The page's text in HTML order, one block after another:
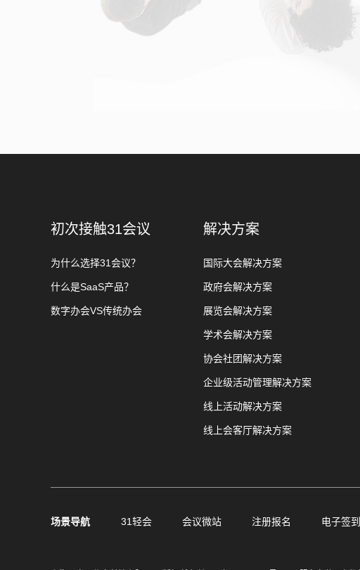
初次接触31会议
为什么选择31会议？
什么是SaaS产品？
数字办会VS传统办会
解决方案
国际大会解决方案
政府会解决方案
展览会解决方案
学术会解决方案
协会社团解决方案
企业级活动管理解决方案
线上活动解决方案
线上会客厅解决方案
场景导航 31轻会 会议微站 注册报名 电子签到